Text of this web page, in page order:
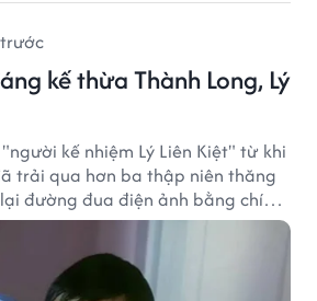
kế thừa Thành Long, Lý
kế nhiệm Lý Liên Kiệt" từ khi
trải qua hơn ba thập niên thăng
đường đua điện ảnh bằng chính